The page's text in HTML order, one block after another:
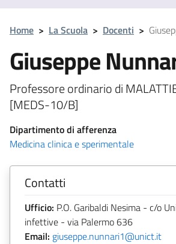
Home > La Scuola > Docenti >
Giuseppe
Professore ordinario di
[MEDS-10/B]
Dipartimento di afferenza
Medicina clinica e sperimentale
Contatti
Ufficio: P.O. Garibaldi Nesima - c/o
infettive - via Palermo 636
Email: giuseppe.nunnari1@unict.it